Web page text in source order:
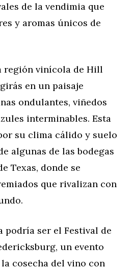
de la vendimia que
y aromas únicos de
región vinícola de Hill
en un paisaje
ondulantes, viñedos
interminables. Esta
su clima cálido y suelo
algunas de las bodegas
Texas, donde se
que rivalizan con
podría ser el Festival de
un evento
cosecha del vino con